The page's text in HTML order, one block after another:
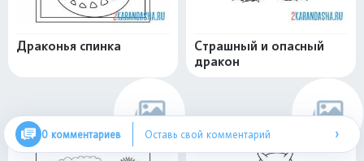
Драконья спинка
Страшный и опасный
дракон
469 350
0 комментариев Оставь свой комментарий ›